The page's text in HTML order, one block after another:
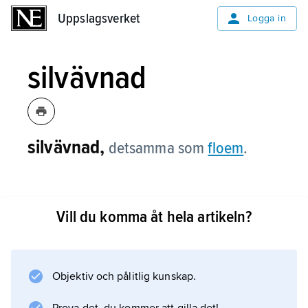
Uppslagsverket Logga in
silvävnad
silvävnad, detsamma somfloem.
Vill du komma åt hela artikeln?
Objektiv och pålitlig kunskap.